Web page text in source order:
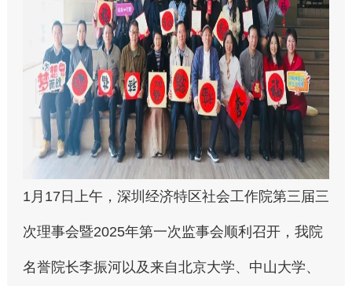
1月17日上午，深圳经济特区社会工作院第三届三
次理事会暨2025年第一次监事会顺利召开，我院
名誉院长李振河以及来自北京大学、中山大学、